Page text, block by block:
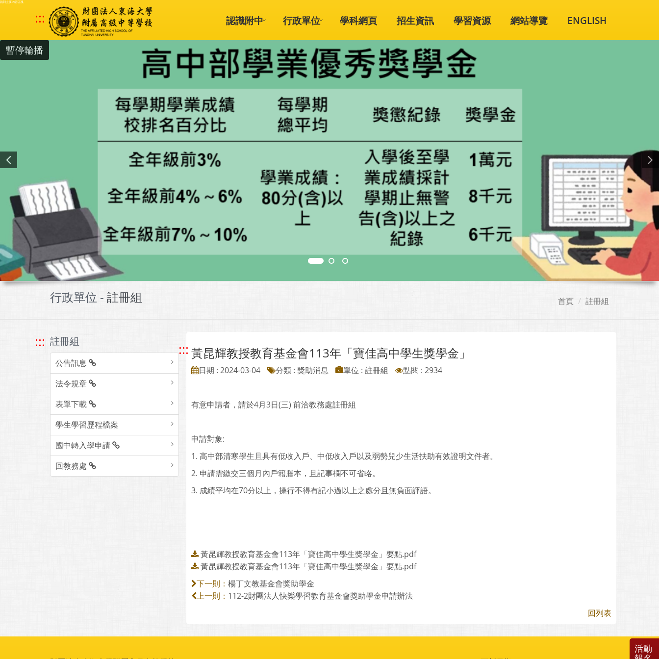
跳到主要內容區塊
::: 認識附中 行政單位 學科網頁 招生資訊 學習資源 網站導覽 ENGLISH
暫停輪播
行政單位 - 註冊組 首頁 註冊組
::: 註冊組
公告訊息
法令規章
表單下載
學生學習歷程檔案
國中轉入學申請
回教務處
::: 黃昆輝教授教育基金會113年「寶佳高中學生獎學金」
日期 : 2024-03-04 分類 : 獎助消息 單位 : 註冊組 點閱 : 2934
有意申請者，請於4月3日(三) 前洽教務處註冊組
申請對象:
1. 高中部清寒學生且具有低收入戶、中低收入戶以及弱勢兒少生活扶助有效證明文件者。
2. 申請需繳交三個月內戶籍謄本，且記事欄不可省略。
3. 成績平均在70分以上，操行不得有記小過以上之處分且無負面評語。
黃昆輝教授教育基金會113年「寶佳高中學生獎學金」要點.pdf
黃昆輝教授教育基金會113年「寶佳高中學生獎學金」要點.pdf
下一則： 楊丁文教基金會獎助學金
上一則： 112-2財團法人快樂學習教育基金會獎助學金申請辦法
回列表
活動